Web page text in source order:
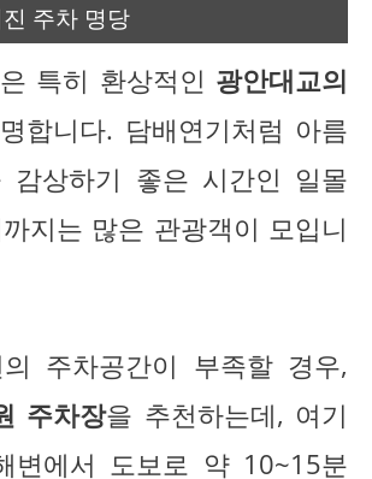
주차 명당
특히 환상적인 광안대교의
합니다. 담배연기처럼 아름
감상하기 좋은 시간인 일몰
지는 많은 관광객이 모입니
주차공간이 부족할 경우,
주차장을 추천하는데, 여기
변에서 도보로 약 10~15분